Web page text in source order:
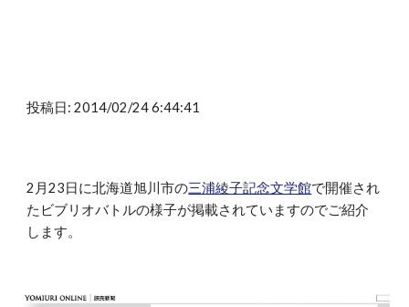
投稿日: 2014/02/24 6:44:41
2月23日に北海道旭川市の三浦綾子記念文学館で開催され
たビブリオバトルの様子が掲載されていますのでご紹介
します。